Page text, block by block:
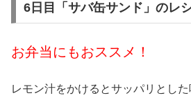
6日目「サバ缶サンド」のレ
お弁当にもおススメ！
レモン汁をかけるとサッパリとした